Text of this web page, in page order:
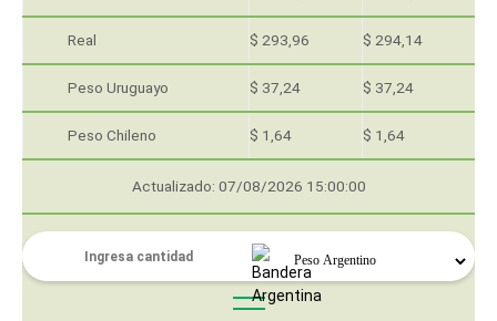
Real $ 293,96 $ 294,14
Peso Uruguayo $ 37,24 $ 37,24
Peso Chileno $ 1,64 $ 1,64
Actualizado: 07/08/2026 15:00:00